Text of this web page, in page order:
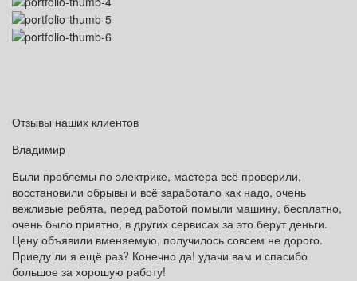
Отзывы наших клиентов
Владимир
Были проблемы по электрике, мастера всё проверили,
восстановили обрывы и всё заработало как надо, очень
вежливые ребята, перед работой помыли машину, бесплатно,
очень было приятно, в других сервисах за это берут деньги.
Цену объявили вменяемую, получилось совсем не дорого.
Приеду ли я ещё раз? Конечно да! удачи вам и спасибо
большое за хорошую работу!